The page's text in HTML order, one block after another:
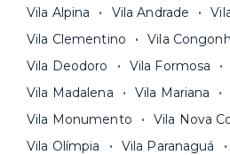
Vila Alpina
Vila Andrade
Vila Clementino
Vila
Vila Deodoro
Vila Formosa
Vila Madalena
Vila Mariana
Vila Monumento
Vila Nova
Vila Olímpia
Vila Paranaguá